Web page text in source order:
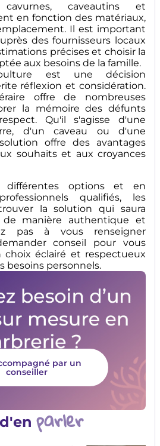
caveautins et
en fonction des matériaux,
Il est important
des fournisseurs locaux
précises et choisir la
aux besoins de la famille.
est une décision
réflexion et considération.
offre de nombreuses
la mémoire des défunts
Qu'il s'agisse d'une
d'un caveau ou d'une
offre des avantages
souhaits et aux croyances
différentes options et en
qualifiés, les
la solution qui saura
de manière authentique et
pas à vous renseigner
conseil pour vous
choix éclairé et respectueux
besoins personnels.
par un
conseiller
parler